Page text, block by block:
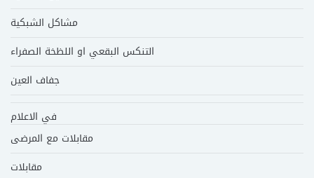
مشاكل الشبكية
التنكس البقعي او اللظخة الصفراء
جفاف العين
في الاعلام
مقابلات مع المرضى
مقابلات